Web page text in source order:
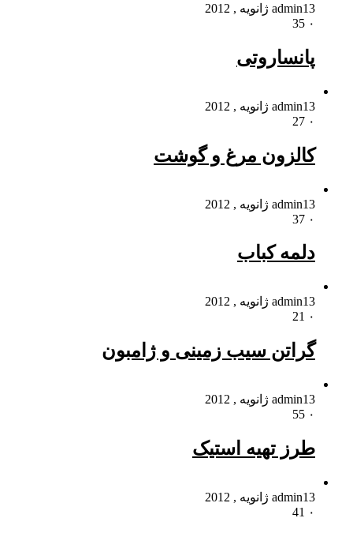
admin13 ژانویه , 2012
۰
پانساروتی
admin13 ژانویه , 2012
۰
کالزون مرغ و گوشت
admin13 ژانویه , 2012
۰
دلمه کباب
admin13 ژانویه , 2012
۰
گراتن سیب ‌زمینی و ژامبون
admin13 ژانویه , 2012
۰
طرز تهیه استیک
admin13 ژانویه , 2012
۰